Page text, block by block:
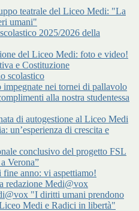
teatrale del Liceo Medi: "La
umani"
2025/2026 della
del Liceo Medi: foto e video!
e Costituzione
scolastico
impegnate nei tornei di pallavolo
alla nostra studentessa
di autogestione al Liceo Medi
un’esperienza di crescita e
conclusivo del progetto FSL
Verona”
anno: vi aspettiamo!
redazione Medi@vox
"I diritti umani prendono
Medi e Radici in libertà"